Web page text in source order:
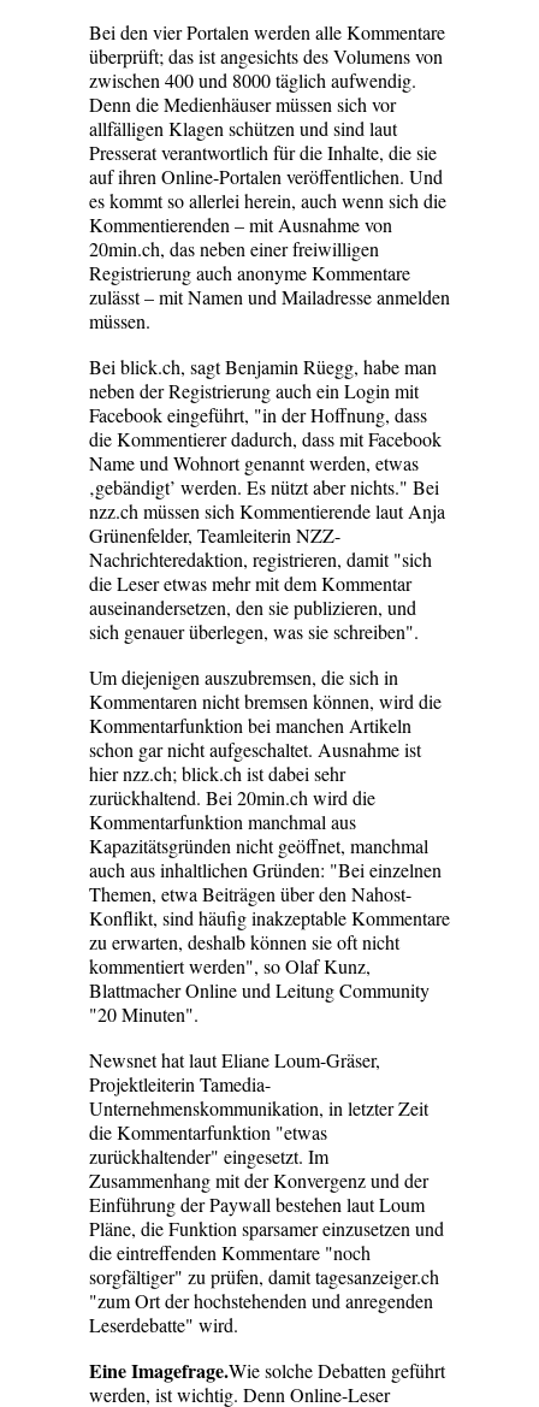
Bei den vier Portalen werden alle Kommentare
überprüft; das ist angesichts des Volumens von
zwischen 400 und 8000 täglich aufwendig.
Denn die Medienhäuser müssen sich vor
allfälligen Klagen schützen und sind laut
Presserat verantwortlich für die Inhalte, die sie
auf ihren Online-Portalen veröffentlichen. Und
es kommt so allerlei herein, auch wenn sich die
Kommentierenden – mit Ausnahme von
20min.ch, das neben einer freiwilligen
Registrierung auch anonyme Kommentare
zulässt – mit Namen und Mailadresse anmelden
müssen.
Bei blick.ch, sagt Benjamin Rüegg, habe man
neben der Registrierung auch ein Login mit
Facebook eingeführt, "in der Hoffnung, dass
die Kommentierer dadurch, dass mit Facebook
Name und Wohnort genannt werden, etwas
‚gebändigt’ werden. Es nützt aber nichts." Bei
nzz.ch müssen sich Kommentierende laut Anja
Grünenfelder, Teamleiterin NZZ-
Nachrichteredaktion, registrieren, damit "sich
die Leser etwas mehr mit dem Kommentar
auseinandersetzen, den sie publizieren, und
sich genauer überlegen, was sie schreiben".
Um diejenigen auszubremsen, die sich in
Kommentaren nicht bremsen können, wird die
Kommentarfunktion bei manchen Artikeln
schon gar nicht aufgeschaltet. Ausnahme ist
hier nzz.ch; blick.ch ist dabei sehr
zurückhaltend. Bei 20min.ch wird die
Kommentarfunktion manchmal aus
Kapazitätsgründen nicht geöffnet, manchmal
auch aus inhaltlichen Gründen: "Bei einzelnen
Themen, etwa Beiträgen über den Nahost-
Konflikt, sind häufig inakzeptable Kommentare
zu erwarten, deshalb können sie oft nicht
kommentiert werden", so Olaf Kunz,
Blattmacher Online und Leitung Community
"20 Minuten".
Newsnet hat laut Eliane Loum-Gräser,
Projektleiterin Tamedia-
Unternehmenskommunikation, in letzter Zeit
die Kommentarfunktion "etwas
zurückhaltender" eingesetzt. Im
Zusammenhang mit der Konvergenz und der
Einführung der Paywall bestehen laut Loum
Pläne, die Funktion sparsamer einzusetzen und
die eintreffenden Kommentare "noch
sorgfältiger" zu prüfen, damit tagesanzeiger.ch
"zum Ort der hochstehenden und anregenden
Leserdebatte" wird.
Eine Imagefrage.Wie solche Debatten geführt
werden, ist wichtig. Denn Online-Leser